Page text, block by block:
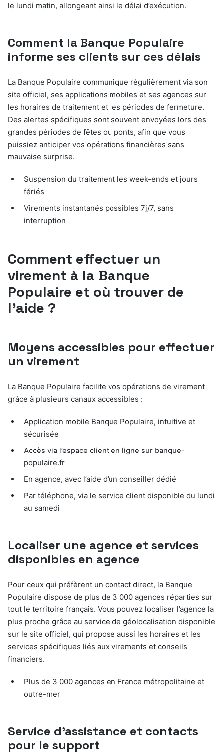
le lundi matin, allongeant ainsi le délai d’exécution.
Comment la Banque Populaire
informe ses clients sur ces délais
La Banque Populaire communique régulièrement via son
site officiel, ses applications mobiles et ses agences sur
les horaires de traitement et les périodes de fermeture.
Des alertes spécifiques sont souvent envoyées lors des
grandes périodes de fêtes ou ponts, afin que vous
puissiez anticiper vos opérations financières sans
mauvaise surprise.
Suspension du traitement les week-ends et jours
fériés
Virements instantanés possibles 7j/7, sans
interruption
Comment effectuer un
virement à la Banque
Populaire et où trouver de
l’aide ?
Moyens accessibles pour effectuer
un virement
La Banque Populaire facilite vos opérations de virement
grâce à plusieurs canaux accessibles :
Application mobile Banque Populaire, intuitive et
sécurisée
Accès via l’espace client en ligne sur banque-
populaire.fr
En agence, avec l’aide d’un conseiller dédié
Par téléphone, via le service client disponible du lundi
au samedi
Localiser une agence et services
disponibles en agence
Pour ceux qui préfèrent un contact direct, la Banque
Populaire dispose de plus de 3 000 agences réparties sur
tout le territoire français. Vous pouvez localiser l’agence la
plus proche grâce au service de géolocalisation disponible
sur le site officiel, qui propose aussi les horaires et les
services spécifiques liés aux virements et conseils
financiers.
Plus de 3 000 agences en France métropolitaine et
outre-mer
Service d’assistance et contacts
pour le support